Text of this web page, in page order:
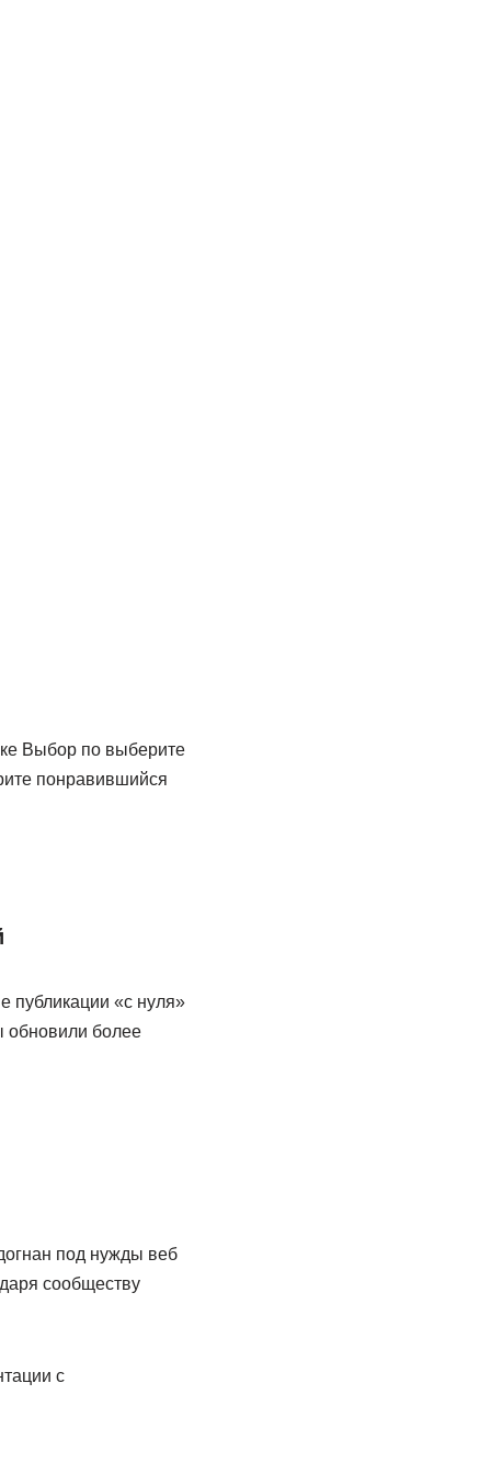
Выбор по выберите
понравившийся
публикации «с нуля»
обновили более
под нужды веб
сообществу
с